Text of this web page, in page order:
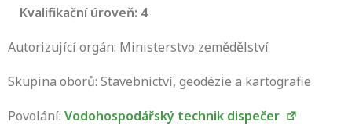
Kvalifikační úroveň: 4
Autorizující orgán: Ministerstvo zemědělství
Skupina oborů: Stavebnictví, geodézie a kartografie
Povolání: Vodohospodářský technik dispečer